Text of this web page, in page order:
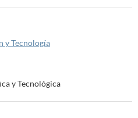
y Tecnología
y Tecnológica